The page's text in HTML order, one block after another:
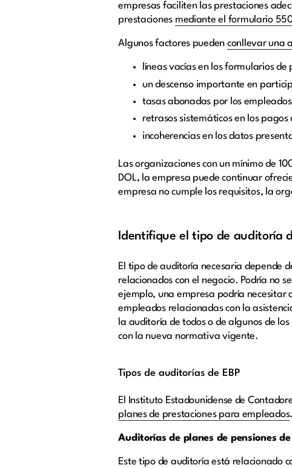
empresas faciliten las prestaciones
prestaciones mediante el formulario
Algunos factores pueden conllevar una
líneas vacías en los formularios
un descenso importante en
tasas abonadas por los
retrasos sistemáticos en los pagos
incoherencias en los datos
Las organizaciones con un mínimo de
DOL, la empresa puede continuar
empresa no cumple los requisitos, la
Identifique el tipo de auditoría
El tipo de auditoría necesaria depende
relacionados con el negocio. Podría no
ejemplo, una empresa podría necesitar
empleados relacionadas con la
la auditoría de todos o de algunos de
con la nueva normativa vigente.
Tipos de auditorías de EBP
El Instituto Estadounidense de
planes de prestaciones para empleados
Auditorías de planes de pensiones
Este tipo de auditoría está relacionado